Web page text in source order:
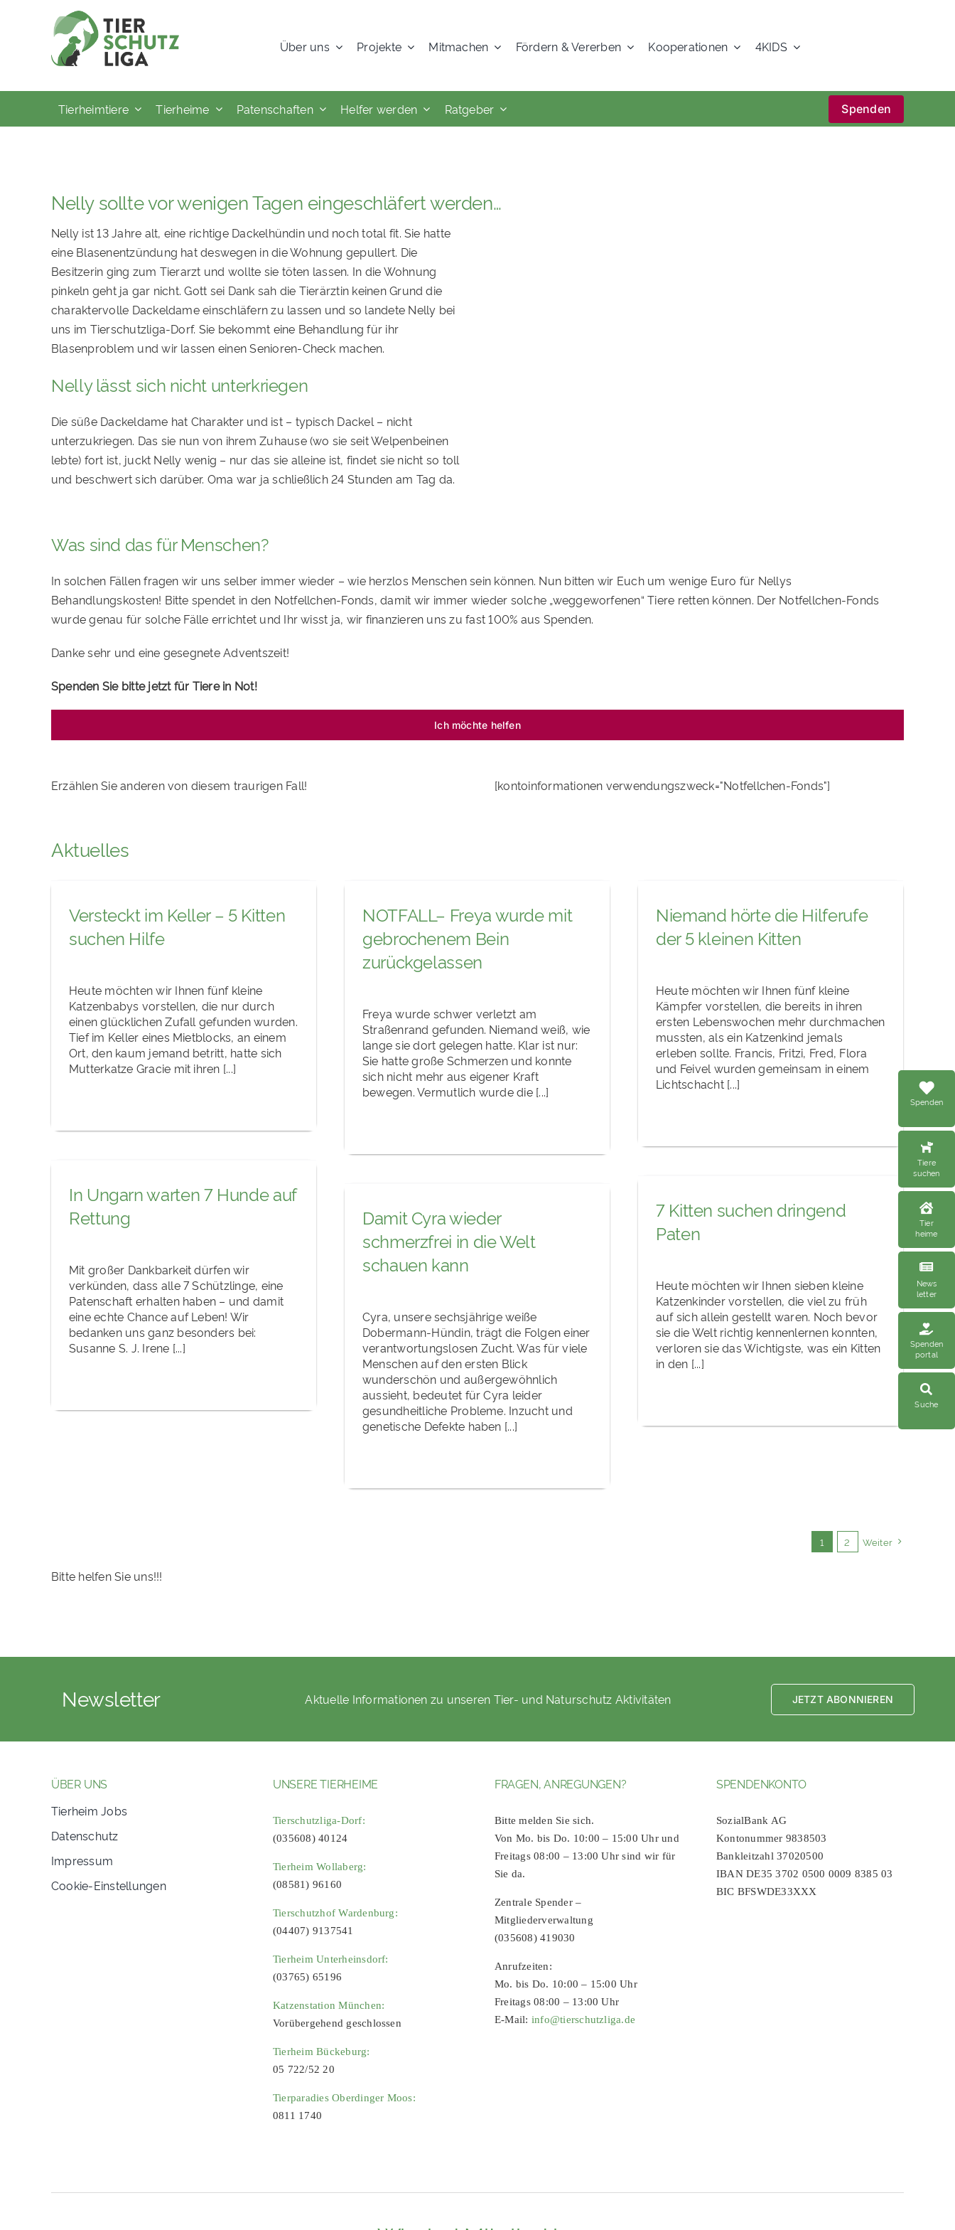
Über uns Projekte Mitmachen Fördern & Vererben Kooperationen 4KIDS
Tierheimtiere Tierheime Patenschaften Helfer werden Ratgeber Spenden
Spenden
Tiere
suchen
Tier
heime
News
letter
Spenden
portal
Suche
Nelly sollte vor wenigen Tagen eingeschläfert werden…
Nelly ist 13 Jahre alt, eine richtige Dackelhündin und noch total fit. Sie hatte
eine Blasenentzündung hat deswegen in die Wohnung gepullert. Die
Besitzerin ging zum Tierarzt und wollte sie töten lassen. In die Wohnung
pinkeln geht ja gar nicht. Gott sei Dank sah die Tierärztin keinen Grund die
charaktervolle Dackeldame einschläfern zu lassen und so landete Nelly bei
uns im Tierschutzliga-Dorf. Sie bekommt eine Behandlungfür ihr
Blasenproblem und wir lassen einen Senioren-Check machen.
Nelly lässt sich nicht unterkriegen
Die süße Dackeldame hat Charakter und ist – typisch Dackel – nicht
unterzukriegen. Das sie nun von ihrem Zuhause (wo sie seit Welpenbeinen
lebte) fort ist, juckt Nelly wenig – nur das sie alleine ist, findet sie nicht so toll
und beschwert sich darüber. Oma war ja schließlich 24 Stunden am Tag da.
Was sind das für Menschen?
In solchen Fällen fragen wir uns selber immer wieder – wie herzlos Menschen sein können. Nun bitten wir Euch um wenige Euro für Nellys
Behandlungskosten! Bitte spendet in den Notfellchen-Fonds, damit wir immer wieder solche „weggeworfenen“ Tiere retten können. Der Notfellchen-Fonds
wurde genau für solche Fälle errichtet und Ihr wisst ja, wir finanzieren uns zu fast 100% aus Spenden.
Danke sehr und eine gesegnete Adventszeit!
Spenden Sie bitte jetzt für Tiere in Not!
Ich möchte helfen
Erzählen Sie anderen von diesem traurigen Fall! [kontoinformationen verwendungszweck="Notfellchen-Fonds"]
Aktuelles
Versteckt im Keller – 5 Kitten
suchen Hilfe
Heute möchten wir Ihnen fünf kleine
Katzenbabys vorstellen, die nur durch
einen glücklichen Zufall gefunden wurden.
Tief im Keller eines Mietblocks, an einem
Ort, den kaum jemand betritt, hatte sich
Mutterkatze Gracie mit ihren [...]
NOTFALL– Freya wurde mit
gebrochenem Bein
zurückgelassen
Freya wurde schwer verletzt am
Straßenrand gefunden. Niemand weiß, wie
lange sie dort gelegen hatte. Klar ist nur:
Sie hatte große Schmerzen und konnte
sich nicht mehr aus eigener Kraft
bewegen. Vermutlich wurde die [...]
Niemand hörte die Hilferufe
der 5 kleinen Kitten
Heute möchten wir Ihnen fünf kleine
Kämpfer vorstellen, die bereits in ihren
ersten Lebenswochen mehr durchmachen
mussten, als ein Katzenkind jemals
erleben sollte. Francis, Fritzi, Fred, Flora
und Feivel wurden gemeinsam in einem
Lichtschacht [...]
In Ungarn warten 7 Hunde auf
Rettung
Mit großer Dankbarkeit dürfen wir
verkünden, dass alle 7 Schützlinge, eine
Patenschaft erhalten haben – und damit
eine echte Chance auf Leben! Wir
bedanken uns ganz besonders bei:
Susanne S. J. Irene [...]
7 Kitten suchen dringend
Paten
Heute möchten wir Ihnen sieben kleine
Katzenkinder vorstellen, die viel zu früh
auf sich allein gestellt waren. Noch bevor
sie die Welt richtig kennenlernen konnten,
verloren sie das Wichtigste, was ein Kitten
in den [...]
Damit Cyra wieder
schmerzfrei in die Welt
schauen kann
Cyra, unsere sechsjährige weiße
Dobermann-Hündin, trägt die Folgen einer
verantwortungslosen Zucht. Was für viele
Menschen auf den ersten Blick
wunderschön und außergewöhnlich
aussieht, bedeutet für Cyra leider
gesundheitliche Probleme. Inzucht und
genetische Defekte haben [...]
1 2 Weiter
Bitte helfen Sie uns!!!
Newsletter Aktuelle Informationen zu unseren Tier- und Naturschutz Aktivitäten JETZT ABONNIEREN
ÜBER UNS
Tierheim Jobs
Datenschutz
Impressum
Cookie-Einstellungen
UNSERE TIERHEIME
Tierschutzliga-Dorf:
(035608) 40124
Tierheim Wollaberg:
(08581) 96160
Tierschutzhof Wardenburg:
(04407) 9137541
Tierheim Unterheinsdorf:
(03765) 65196
Katzenstation München:
Vorübergehend geschlossen
Tierheim Bückeburg:
05 722/52 20
Tierparadies Oberdinger Moos:
0811 1740
FRAGEN, ANREGUNGEN?
Bitte melden Sie sich.
Von Mo. bis Do. 10:00 – 15:00 Uhr und
Freitags 08:00 – 13:00 Uhr sind wir für
Sie da.
Zentrale Spender –
Mitgliederverwaltung
(035608) 419030
Anrufzeiten:
Mo. bis Do. 10:00 – 15:00 Uhr
Freitags 08:00 – 13:00 Uhr
E-Mail: info@tierschutzliga.de
SPENDENKONTO
SozialBank AG
Kontonummer 9838503
Bankleitzahl 37020500
IBAN DE35 3702 0500 0009 8385 03
BIC BFSWDE33XXX